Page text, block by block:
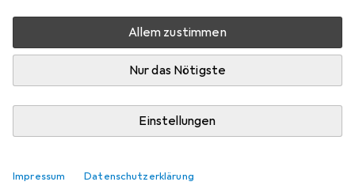
Allem zustimmen
Nur das Nötigste
Einstellungen
Impressum Datenschutzerklärung